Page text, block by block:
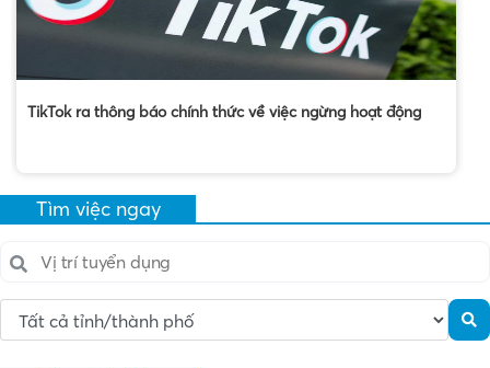
TikTok ra thông báo chính thức về việc ngừng hoạt động
Tìm việc ngay